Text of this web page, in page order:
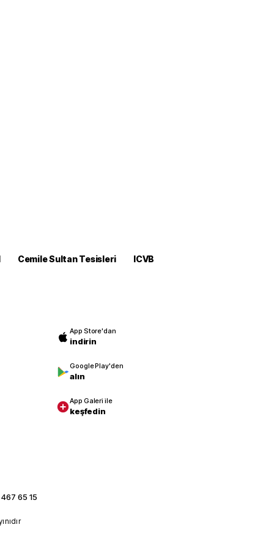
Cemile Sultan Tesisleri
ICVB
App Store'dan
indirin
Google Play'den
alın
App Galeri ile
keşfedin
65 15